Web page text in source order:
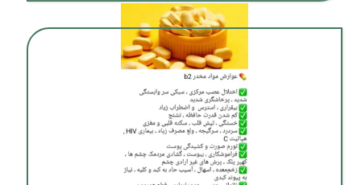
ترک اعتیاد گیاهی در شیراز